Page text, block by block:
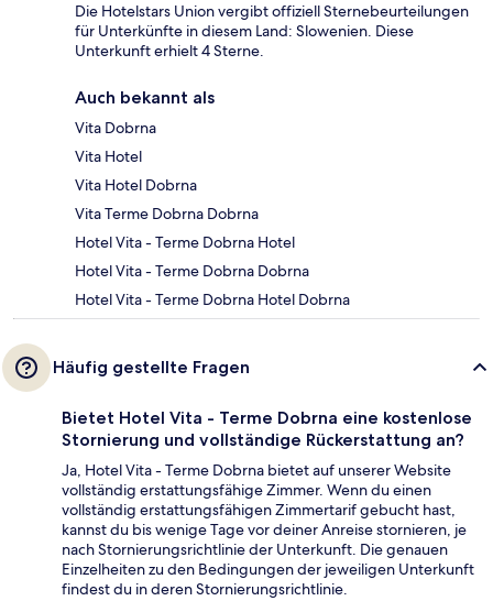
Die Hotelstars Union vergibt offiziell Sternebeurteilungen
für Unterkünfte in diesem Land: Slowenien. Diese
Unterkunft erhielt 4 Sterne.
Auch bekannt als
Vita Dobrna
Vita Hotel
Vita Hotel Dobrna
Vita Terme Dobrna Dobrna
Hotel Vita - Terme Dobrna Hotel
Hotel Vita - Terme Dobrna Dobrna
Hotel Vita - Terme Dobrna Hotel Dobrna
Häufig gestellte Fragen
Bietet Hotel Vita - Terme Dobrna eine kostenlose
Stornierung und vollständige Rückerstattung an?
Ja, Hotel Vita - Terme Dobrna bietet auf unserer Website
vollständig erstattungsfähige Zimmer. Wenn du einen
vollständig erstattungsfähigen Zimmertarif gebucht hast,
kannst du bis wenige Tage vor deiner Anreise stornieren, je
nach Stornierungsrichtlinie der Unterkunft. Die genauen
Einzelheiten zu den Bedingungen der jeweiligen Unterkunft
findest du in deren Stornierungsrichtlinie.